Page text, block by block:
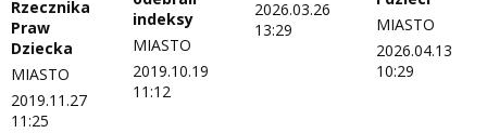
Rzecznika
Praw
Dziecka
MIASTO
2019.11.27
11:25
indeksy
MIASTO
2019.10.19
11:12
2026.03.26
13:29
MIASTO
2026.04.13
10:29